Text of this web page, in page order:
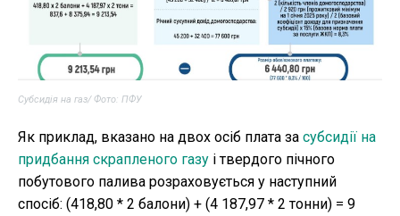
Субсидія на газ/ Фото: ПФУ
Як приклад, вказано на двох осіб плата за субсидії на
придбання скрапленого газу і твердого пічного
побутового палива розраховується у наступний
спосіб: (418,80 * 2 балони) + (4 187,97 * 2 тонни) = 9